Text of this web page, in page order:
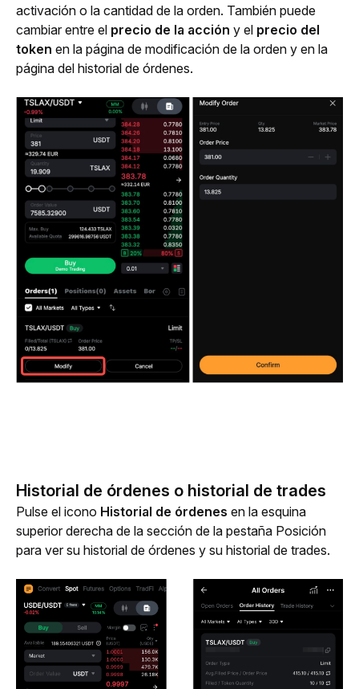
activación o la cantidad de la orden. También puede
cambiar entre el precio de la acción y el precio del
token en la página de modificación de la orden y en la
página del historial de órdenes.
Historial de órdenes o historial de trades
Pulse el icono Historial de órdenes en la esquina
superior derecha de la sección de la pestaña Posición
para ver su historial de órdenes y su historial de trades.